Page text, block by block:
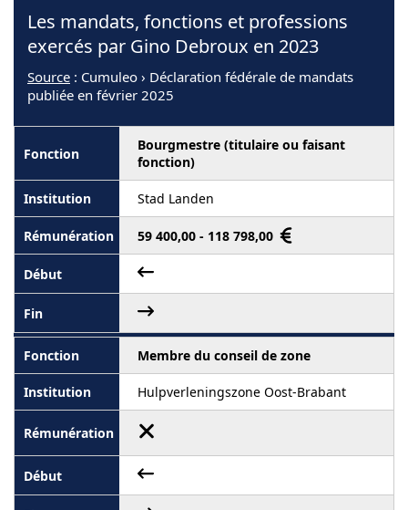
Les mandats, fonctions et professions
exercés par Gino Debroux en 2023
Source : Cumuleo › Déclaration fédérale de mandats
publiée en février 2025
Bourgmestre (titulaire ou faisant
fonction)
Stad Landen
59 400,00 - 118 798,00
Membre du conseil de zone
Hulpverleningszone Oost-Brabant